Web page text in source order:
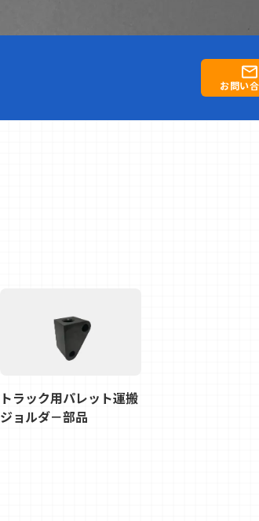
お問い
トラック用パレット運搬
ジョルダ－部品